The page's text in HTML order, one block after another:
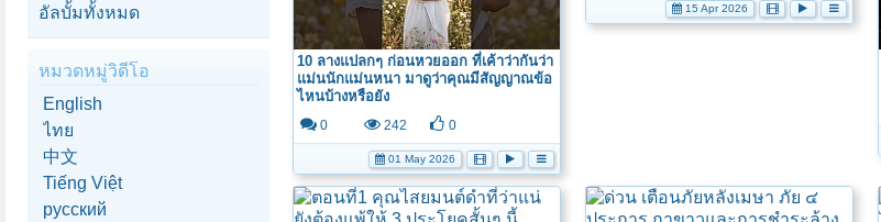
10 ลางแปลกๆ ก่อนหวยออก ที่เค้าว่ากันว่า
แม่นนักแม่นหนา มาดูว่าคุณมีสัญญาณข้อ
ไหนบ้างหรือยัง
0 242 0
01 May 2026
15 Apr 2026
อัลบั้มทั้งหมด
หมวดหมู่วิดีโอ
English
ไทย
中文
Tiếng Việt
русский